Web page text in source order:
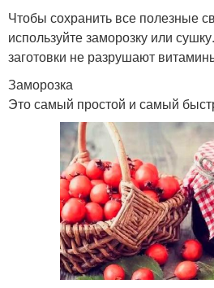
Чтобы сохранить все полезные
используйте заморозку или
заготовки не разрушают
Заморозка
Это самый простой и самый